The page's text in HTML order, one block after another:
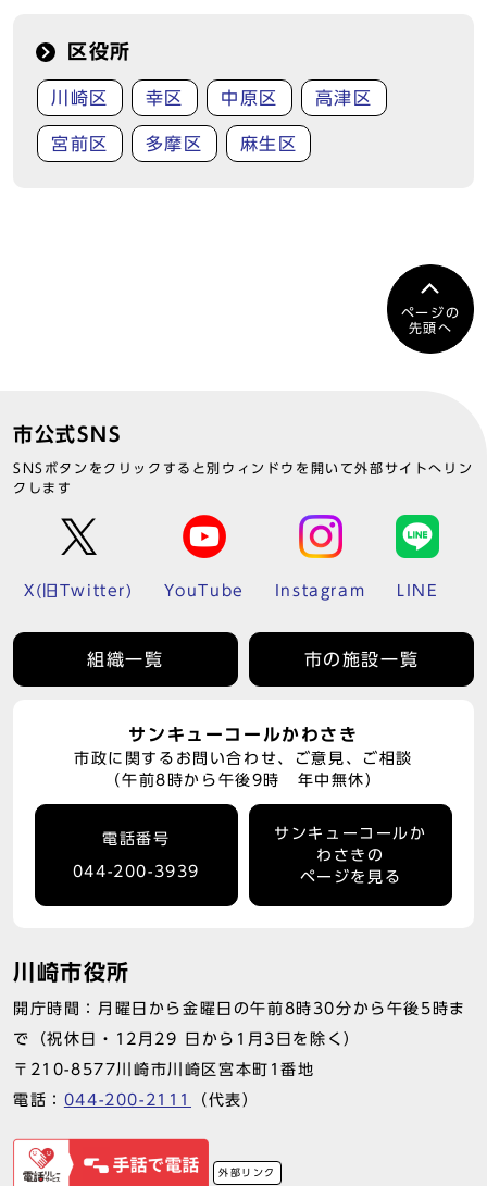
区役所
川崎区 幸区 中原区 高津区
宮前区 多摩区 麻生区
ページの
先頭へ
市公式SNS
SNSボタンをクリックすると別ウィンドウを開いて外部サイトへリン
クします
X(旧Twitter) YouTube Instagram LINE
組織一覧 市の施設一覧
サンキューコールかわさき
市政に関するお問い合わせ、ご意見、ご相談
（午前8時から午後9時 年中無休）
電話番号
044-200-3939
サンキューコールか
わさきの
ページを見る
川崎市役所
開庁時間：月曜日から金曜日の午前8時30分から午後5時ま
で（祝休日・12月29 日から1月3日を除く）
〒210-8577川崎市川崎区宮本町1番地
電話： 044-200-2111 （代表）
外部リンク